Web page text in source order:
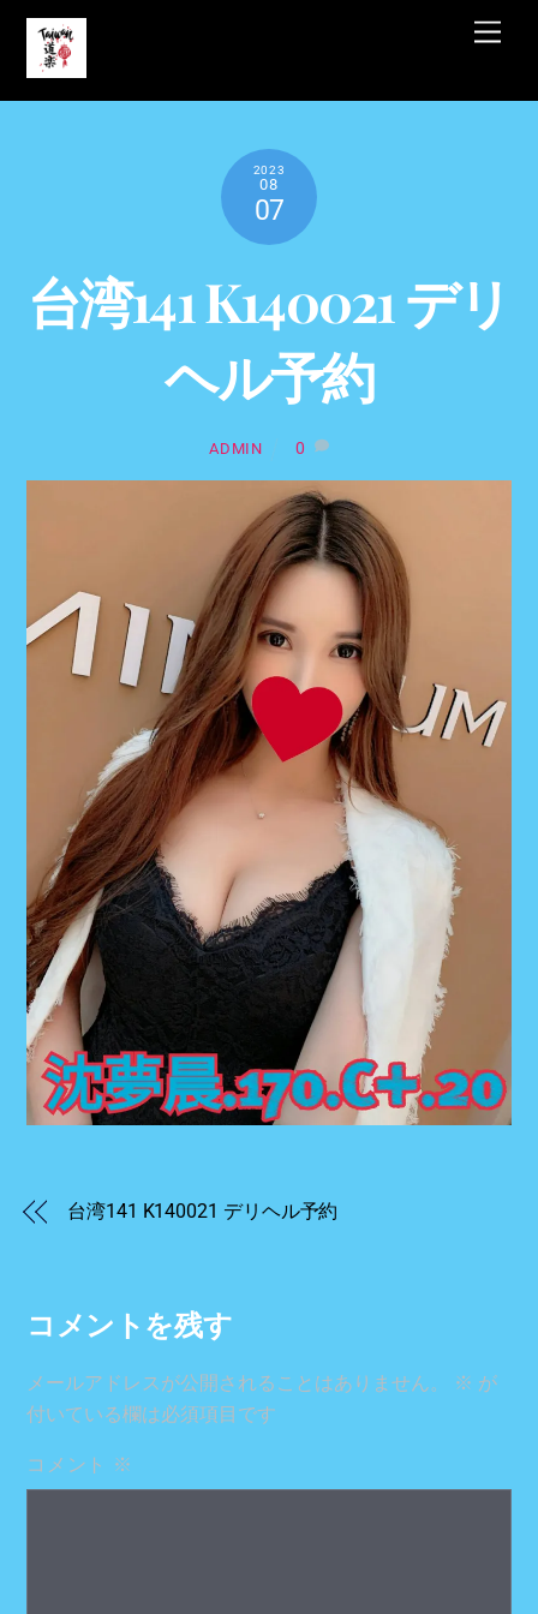
Skip
content
2023
08
07
台湾141 K140021 デリ
ヘル予約
ADMIN 0
台湾141 K140021 デリヘル予約
コメントを残す
メールアドレスが公開されることはありません。 ※ が
付いている欄は必須項目です
コメント ※